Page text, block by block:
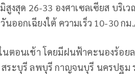
สูงสุด 26-33 องศาเซลเซียส บริ
นออกเฉียงใต้ ความเร็ว 10-30 ก
นตอนเช้า โดยมีฝนฟ้าคะนองร้อย
ระบุรี ลพบุรี กาญจนบุรี นครปฐม